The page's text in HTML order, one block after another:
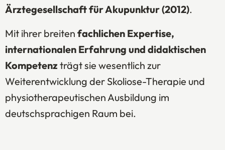
Ärztegesellschaft für Akupunktur (2012).
Mit ihrer breiten fachlichen Expertise,
internationalen Erfahrung und didaktischen
Kompetenz trägt sie wesentlich zur
Weiterentwicklung der Skoliose-Therapie und
physiotherapeutischen Ausbildung im
deutschsprachigen Raum bei.